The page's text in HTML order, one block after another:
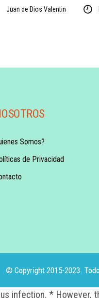
Juan de Dios Valentin
Somos?
de Privacidad
© Copyright 2015-2023.
infection. * However,